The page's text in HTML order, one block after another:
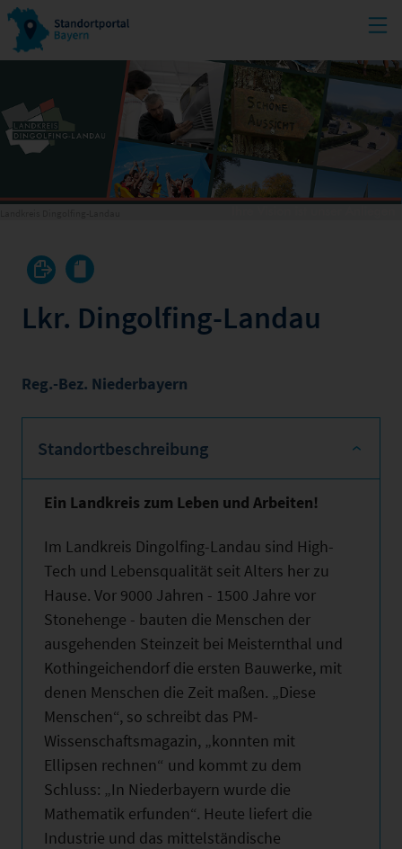
Lkr. Dingolfing-Landau
Reg.-Bez. Niederbayern
Standortbeschreibung
Ein Landkreis zum Leben und Arbeiten!
Im Landkreis Dingolfing-Landau sind High-
Tech und Lebensqualität seit Alters her zu
Hause. Vor 9000 Jahren - 1500 Jahre vor
Stonehenge - bauten die Menschen der
ausgehenden Steinzeit bei Meisternthal und
Kothingeichendorf die ersten Bauwerke, mit
denen Menschen die Zeit maßen. „Diese
Menschen“, so schreibt das PM-
Wissenschaftsmagazin, „konnten mit
Ellipsen rechnen“ und kommt zu dem
Schluss: „In Niederbayern wurde die
Mathematik erfunden“. Heute liefert die
Industrie und das mittelständische